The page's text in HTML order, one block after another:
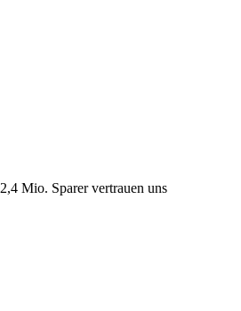
2,4 Mio. Sparer vertrauen uns